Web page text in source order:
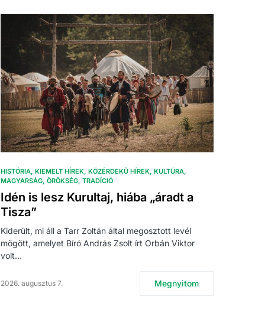
HISTÓRIA KIEMELT HÍREK KÖZÉRDEKŰ HÍREK KULTÚRA
MAGYARSÁG ÖRÖKSÉG TRADÍCIÓ
Idén is lesz Kurultaj, hiába „áradt a
Tisza”
Kiderült, mi áll a Tarr Zoltán által megosztott levél
mögött, amelyet Bíró András Zsolt írt Orbán Viktor
volt…
2026. augusztus 7. Megnyitom